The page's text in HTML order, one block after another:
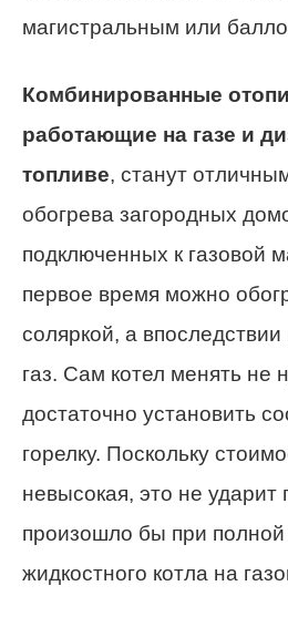
магистральным или
Комбинированные
работающие на газе и
топливе, станут
обогрева загородных
подключенных к газовой
первое время можно
соляркой, а
газ. Сам котел менять не
достаточно установить
горелку. Поскольку
невысокая, это не ударит
произошло бы при
жидкостного котла на